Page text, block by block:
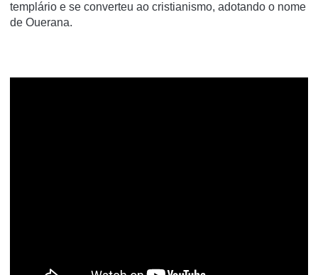
templário e se converteu ao cristianismo, adotando o nome
de Ouerana.